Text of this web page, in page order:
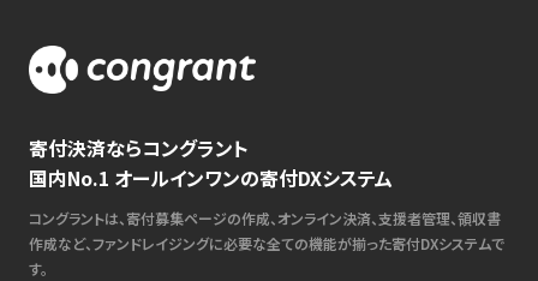
寄付決済ならコングラント
国内No.1 オールインワンの寄付DXシステム
コングラントは、寄付募集ページの作成、オンライン決済、支援者管理、領収書
作成など、ファンドレイジングに必要な全ての機能が揃った寄付DXシステムで
す。